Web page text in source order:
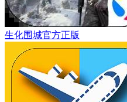
生化围城官方正版